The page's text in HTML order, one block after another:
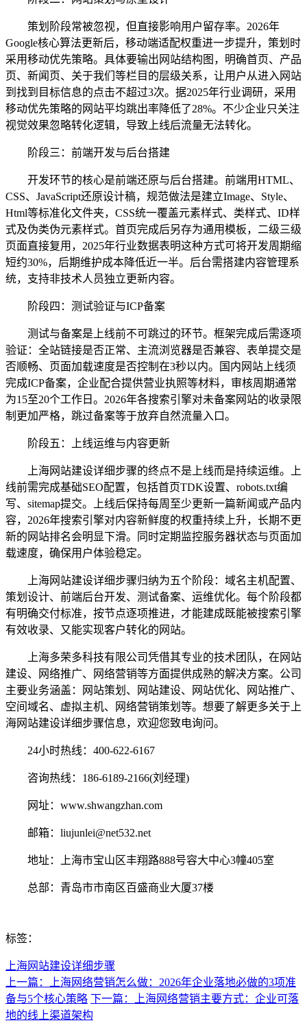
策划阶段常被忽视，但直接影响用户留存率。2026年
Google核心算法更新后，移动端适配权重进一步提升，策划时
采用移动优先策略。具体要输出网站结构图，明确首页、产品
页、新闻页、关于我们等栏目的层级关系，让用户从进入网站
到找到目标信息的点击不超过3次。据2025年行业调研，采用
移动优先策略的网站平均跳出率降低了28%。不少企业只关注
视觉效果忽略转化逻辑，导致上线后流量无法转化。
阶段三：前端开发与后台搭建
开发环节的核心是前端还原与后台搭建。前端用HTML、
CSS、JavaScript还原设计稿，规范做法是建立Image、Style、
Html等标准化文件夹，CSS统一覆盖元素样式、类样式、ID样
式及伪类伪元素样式。首页完成后另存为通用模板，二级三级
页面直接复用，2025年行业数据表明这种方式可将开发周期缩
短约30%，后期维护成本降低近一半。后台需搭建内容管理系
统，支持非技术人员独立更新内容。
阶段四：测试验证与ICP备案
测试与备案是上线前不可跳过的环节。框架完成后需逐项
验证：全站链接是否正常、主流浏览器是否兼容、表单提交是
否顺畅、页面加载速度是否控制在3秒以内。国内网站上线须
完成ICP备案，企业配合提供营业执照等材料，审核周期通常
为15至20个工作日。2026年各搜索引擎对未备案网站的收录限
制更加严格，跳过备案等于放弃自然流量入口。
阶段五：上线运维与内容更新
上海网站建设详细步骤的终点不是上线而是持续运维。上
线前需完成基础SEO配置，包括首页TDK设置、robots.txt编
写、sitemap提交。上线后保持每周至少更新一篇新闻或产品内
容，2026年搜索引擎对内容新鲜度的权重持续上升，长期不更
新的网站排名会明显下滑。同时定期监控服务器状态与页面加
载速度，确保用户体验稳定。
上海网站建设详细步骤归纳为五个阶段：域名主机配置、
策划设计、前端后台开发、测试备案、运维优化。每个阶段都
有明确交付标准，按节点逐项推进，才能建成既能被搜索引擎
有效收录、又能实现客户转化的网站。
上海多荣多科技有限公司凭借其专业的技术团队，在网站
建设、网络推广、网络营销等方面提供成熟的解决方案。公司
主要业务涵盖：网站策划、网站建设、网站优化、网站推广、
空间域名、虚拟主机、网络营销策划等。想要了解更多关于上
海网站建设详细步骤信息，欢迎您致电询问。
24小时热线：400-622-6167
咨询热线：186-6189-2166(刘经理)
网址：www.shwangzhan.com
邮箱：liujunlei@net532.net
地址：上海市宝山区丰翔路888号容大中心3幢405室
总部：青岛市市南区百盛商业大厦37楼
标签：
上海网站建设详细步骤
上一篇：上海网络营销怎么做：2026年企业落地必做的3项准
备与5个核心策略 下一篇：上海网络营销主要方式：企业可落
地的线上渠道架构